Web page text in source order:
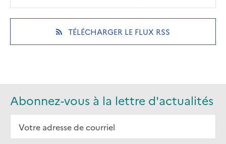
a
new
tab)
a
new
tab)
a
new
tab)
TÉLÉCHARGER LE FLUX RSS(OPENS
Abonnez-vous à la lettre d'actualités